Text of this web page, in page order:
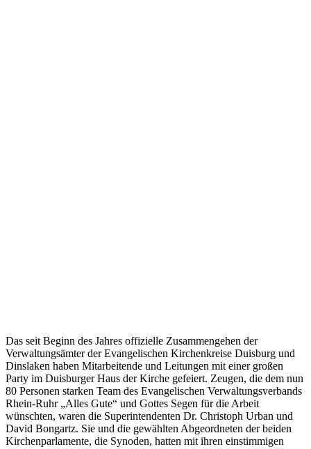
Das seit Beginn des Jahres offizielle Zusammengehen der
Verwaltungsämter der Evangelischen Kirchenkreise Duisburg und
Dinslaken haben Mitarbeitende und Leitungen mit einer großen
Party im Duisburger Haus der Kirche gefeiert. Zeugen, die dem nun
80 Personen starken Team des Evangelischen Verwaltungsverbands
Rhein-Ruhr „Alles Gute“ und Gottes Segen für die Arbeit
wünschten, waren die Superintendenten Dr. Christoph Urban und
David Bongartz. Sie und die gewählten Abgeordneten der beiden
Kirchenparlamente, die Synoden, hatten mit ihren einstimmigen